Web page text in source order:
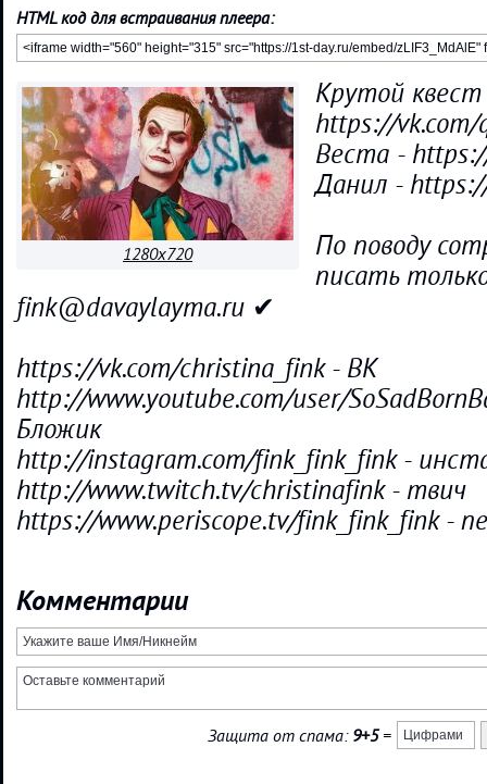
HTML код для встраивания плеера:
1280x720
Крутой
https://vk.com/
Веста -
Данил -
По поводу
писать
fink@davaylayma.ru ✔
https://vk.com/christina_fink - ВК
http://www.youtube.com/user/
Бложик
http://instagram.com/fink_fink_fink -
http://www.twitch.tv/christinafink - твич
https://www.periscope.tv/fink_fink_fink -
Комментарии
Защита от спама: 9+5=